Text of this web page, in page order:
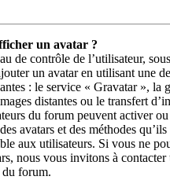
un avatar ?
de contrôle de l’utilisateur,
un avatar en utilisant une
: le service « Gravatar », la
distantes ou le transfert
du forum peuvent activer
avatars et des méthodes
aux utilisateurs. Si vous ne
nous vous invitons à contacter
du forum.